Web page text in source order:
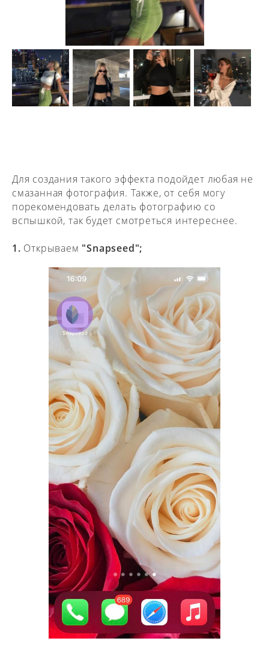
Для создания такого эффекта подойдет любая не
смазанная фотография. Также, от себя могу
порекомендовать делать фотографию со
вспышкой, так будет смотреться интереснее.
1. Открываем "Snapseed";